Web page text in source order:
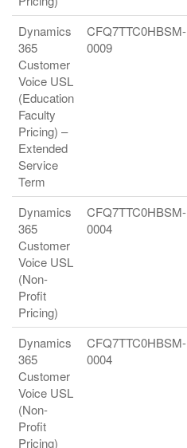
Dynamics
365
Customer
Voice USL
(Education
Faculty
Pricing) –
Extended
Service
Term
CFQ7TTC0HBSM-
0009
Dynamics
365
Customer
Voice USL
(Non-
Profit
Pricing)
CFQ7TTC0HBSM-
0004
Dynamics
365
Customer
Voice USL
(Non-
Profit
Pricing)
CFQ7TTC0HBSM-
0004